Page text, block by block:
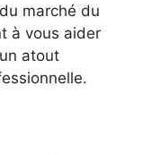
marché du
à vous aider
atout